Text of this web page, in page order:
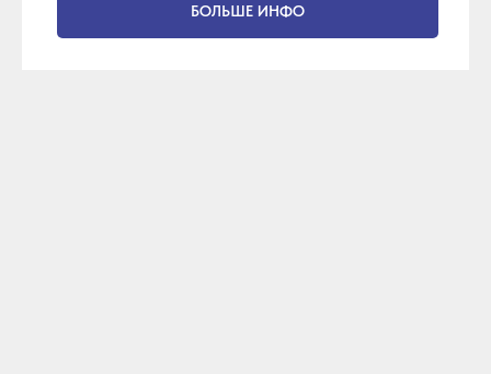
БОЛЬШЕ ИНФО